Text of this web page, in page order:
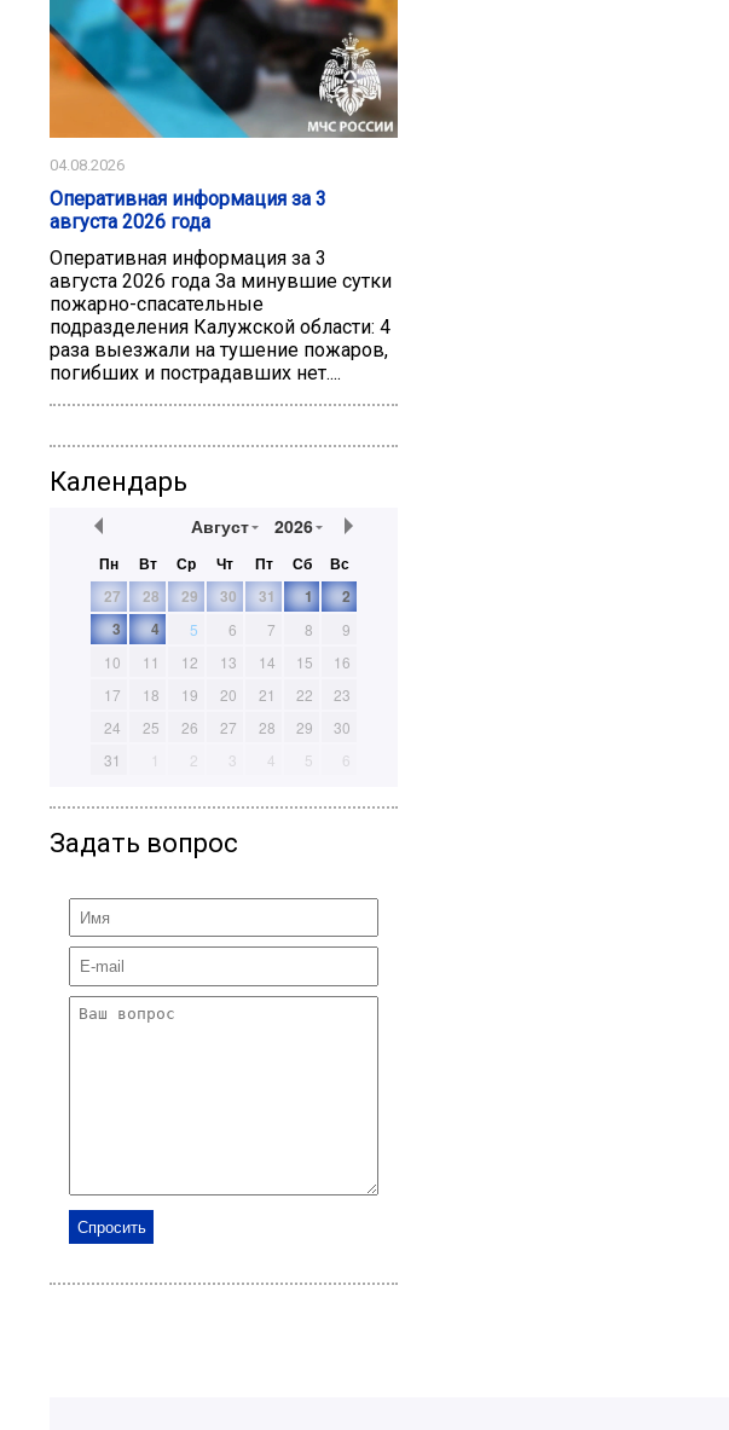
04.08.2026
Оперативная информация за 3
августа 2026 года
Оперативная информация за 3
августа 2026 года За минувшие сутки
пожарно-спасательные
подразделения Калужской области: 4
раза выезжали на тушение пожаров,
погибших и пострадавших нет....
Календарь
Август 2026
Пн Вт Ср Чт Пт Сб
Вс
27
28 29 30 31 1
2
3
4 5 6 7 8
9
10
11 12 13 14 15
16
17
18 19 20 21 22
23
24
25 26 27 28 29
30
31
1 2 3 4 5 6
Задать вопрос